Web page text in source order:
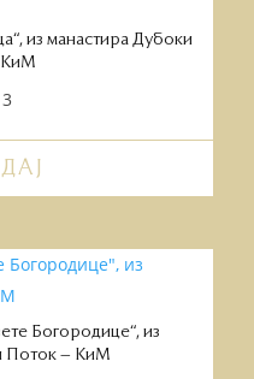
из манастира Дубоки
КиМ
Богородице“, из
Поток – КиМ